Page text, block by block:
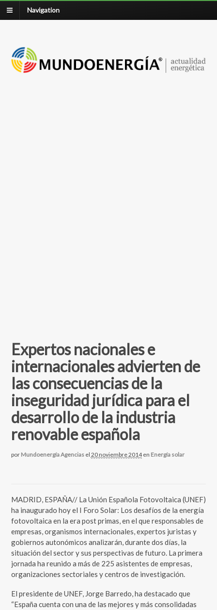
Navigation
Expertos nacionales e
internacionales advierten de
las consecuencias de la
inseguridad jurídica para el
desarrollo de la industria
renovable española
por Mundoenergía Agencias el 20 noviembre 2014 en Energía solar
MADRID, ESPAÑA// La Unión Española Fotovoltaica (UNEF)
ha inaugurado hoy el I Foro Solar: Los desafíos de la energía
fotovoltaica en la era post primas, en el que responsables de
empresas, organismos internacionales, expertos juristas y
gobiernos autonómicos analizarán, durante dos días, la
situación del sector y sus perspectivas de futuro. La primera
jornada ha reunido a más de 225 asistentes de empresas,
organizaciones sectoriales y centros de investigación.
El presidente de UNEF, Jorge Barredo, ha destacado que
“España cuenta con una de las mejores y más consolidadas